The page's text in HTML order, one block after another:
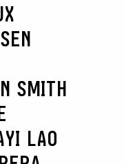
SMITH
LAO